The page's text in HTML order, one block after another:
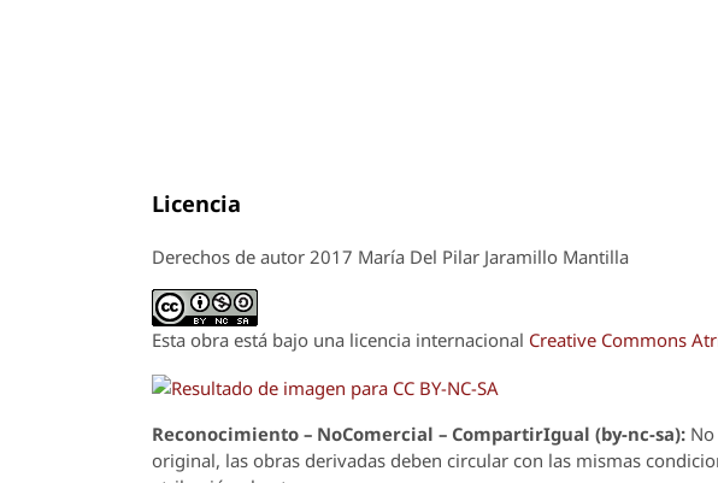
Licencia
Derechos de autor 2017 María Del Pilar Jaramillo Mantilla
Esta obra está bajo una licencia internacional Creative Commons
Reconocimiento – NoComercial – CompartirIgual (by-nc-sa):
original, las obras derivadas deben circular con las mismas